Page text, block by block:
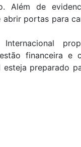
Além de
abrir portas para
financeira e
esteja preparado